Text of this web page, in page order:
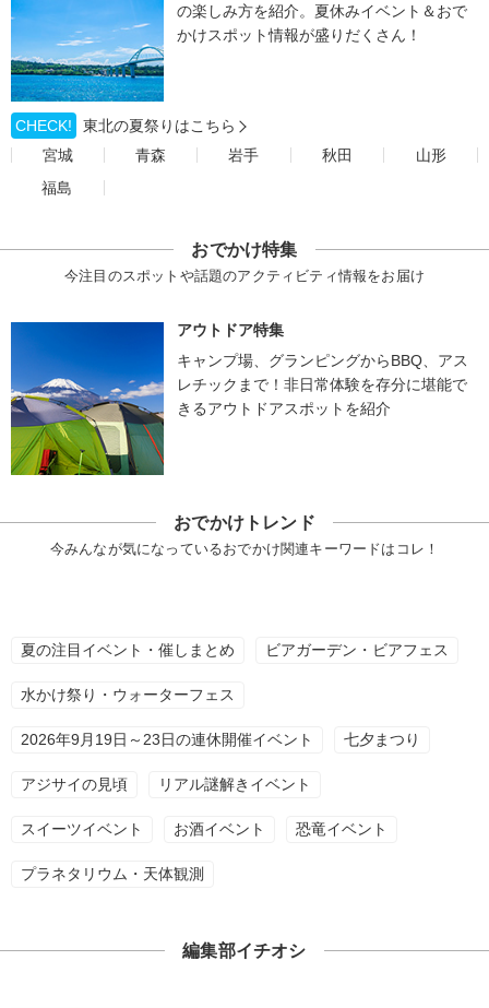
の楽しみ方を紹介。夏休みイベント＆おで
かけスポット情報が盛りだくさん！
CHECK!
東北の夏祭りはこちら
宮城
青森 岩手 秋田
山形
福島
おでかけ特集
今注目のスポットや話題のアクティビティ情報をお届け
アウトドア特集
キャンプ場、グランピングからBBQ、アス
レチックまで！非日常体験を存分に堪能で
きるアウトドアスポットを紹介
おでかけトレンド
今みんなが気になっているおでかけ関連キーワードはコレ！
夏の注目イベント・催しまとめ ビアガーデン・ビアフェス
水かけ祭り・ウォーターフェス
2026年9月19日～23日の連休開催イベント 七夕まつり
アジサイの見頃 リアル謎解きイベント
スイーツイベント お酒イベント 恐竜イベント
プラネタリウム・天体観測
編集部イチオシ